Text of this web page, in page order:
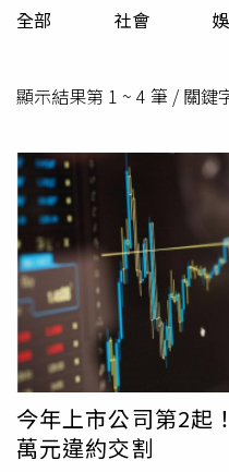
全部 社會
顯示結果第 1 ~ 4 筆 / 關鍵
今年上市公司第2起
萬元違約交割